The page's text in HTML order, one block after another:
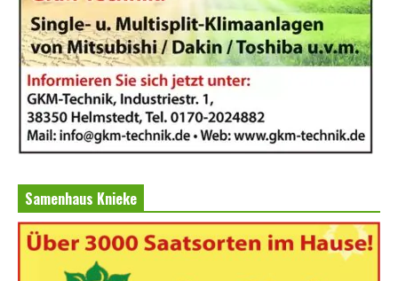
Samenhaus Knieke